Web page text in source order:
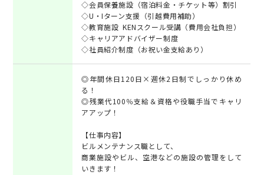
◇会員保養施設（宿泊料金・チケット等）割引
◇U・Iターン支援（引越費用補助）
◇教育施設 KENスクール受講（費用会社負担）
◇キャリアアドバイザー制度
◇社員紹介制度（お祝い金支給あり）
◎年間休日120日×週休2日制でしっかり休め
る！
◎残業代100％支給＆資格や役職手当でキャリ
アアップ！
【仕事内容】
ビルメンテナンス職として、
商業施設やビル、空港などの施設の管理をして
いきます！